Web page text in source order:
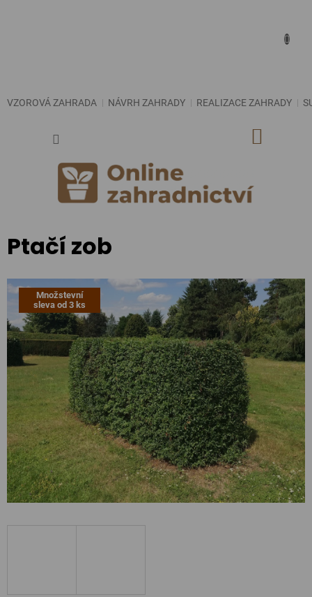
VZOROVÁ ZAHRADA NÁVRH ZAHRADY REALIZACE ZAHRADY
Ptačí zob
Množstevní
sleva od 3 ks